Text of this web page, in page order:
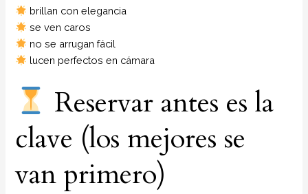
brillan con elegancia
se ven caros
no se arrugan fácil
lucen perfectos en cámara
Reservar antes es la
clave (los mejores se
van primero)